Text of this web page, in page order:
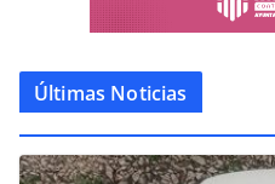
Últimas Noticias